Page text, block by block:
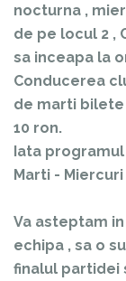
nocturna ,
de pe locul 2 ,
sa inceapa la
Conducerea
de marti bilete
10 ron.
Iata
Marti - Miercuri
Va asteptam
echipa , sa o
finalul partidei